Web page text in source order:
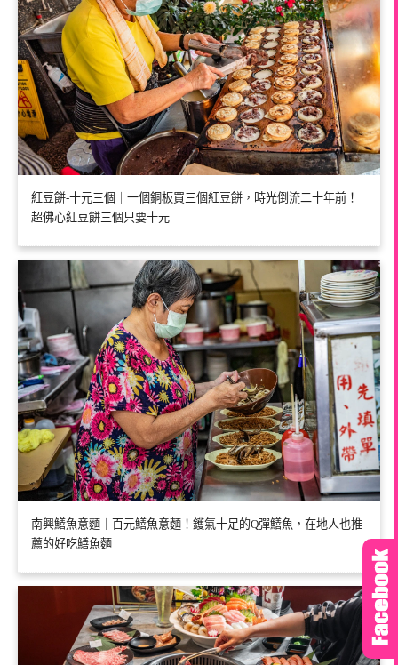
紅豆餅-十元三個｜一個銅板買三個紅豆餅，時光倒流二十年前！
超佛心紅豆餅三個只要十元
南興鱔魚意麵｜百元鱔魚意麵！鑊氣十足的Q彈鱔魚，在地人也推
薦的好吃鱔魚麵